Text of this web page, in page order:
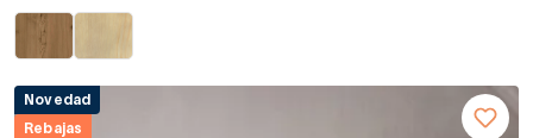
Novedad
Rebajas